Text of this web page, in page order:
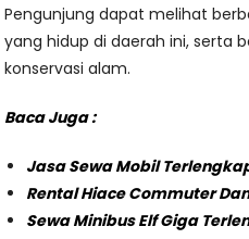
Pengunjung dapat melihat
yang hidup di daerah ini, serta
konservasi alam.
Baca Juga :
Jasa Sewa Mobil
Rental Hiace Commuter
Sewa Minibus Elf Giga